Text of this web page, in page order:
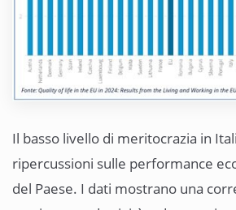
Il basso livello di meritocrazia in
ripercussioni sulle performance
del Paese. I dati mostrano una